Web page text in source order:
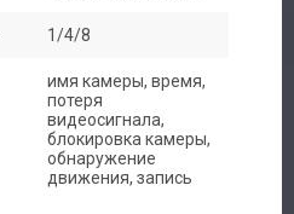
1/4/8
имя камеры, время,
потеря
видеосигнала,
блокировка камеры,
обнаружение
движения, запись